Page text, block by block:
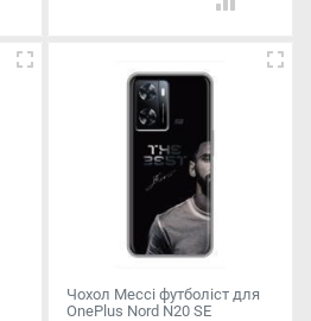
Чохол Мессі футболіст для
OnePlus Nord N20 SE